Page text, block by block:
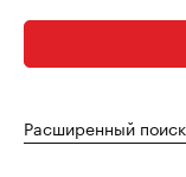
Расширенный поиск